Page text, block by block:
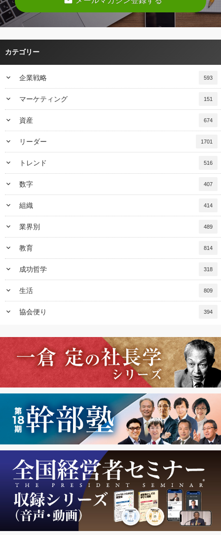
カテゴリー
keyboard_arrow_down 企業戦略 593
keyboard_arrow_down マーケティング 151
keyboard_arrow_down 資産 674
keyboard_arrow_down リーダー 1701
keyboard_arrow_down トレンド 516
keyboard_arrow_down 数字 407
keyboard_arrow_down 組織 414
keyboard_arrow_down 業界別 489
keyboard_arrow_down 教育 814
keyboard_arrow_down 成功哲学 318
keyboard_arrow_down 生活 809
keyboard_arrow_down 協会便り 394